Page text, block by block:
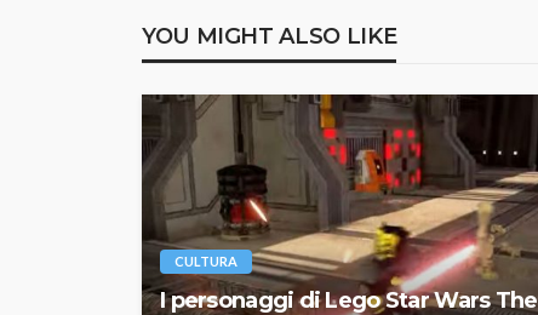
YOU MIGHT ALSO LIKE
CULTURA
I personaggi di Lego Star Wars The